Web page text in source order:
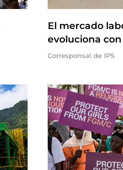
El mercado
evoluciona
Corresponsal de IPS